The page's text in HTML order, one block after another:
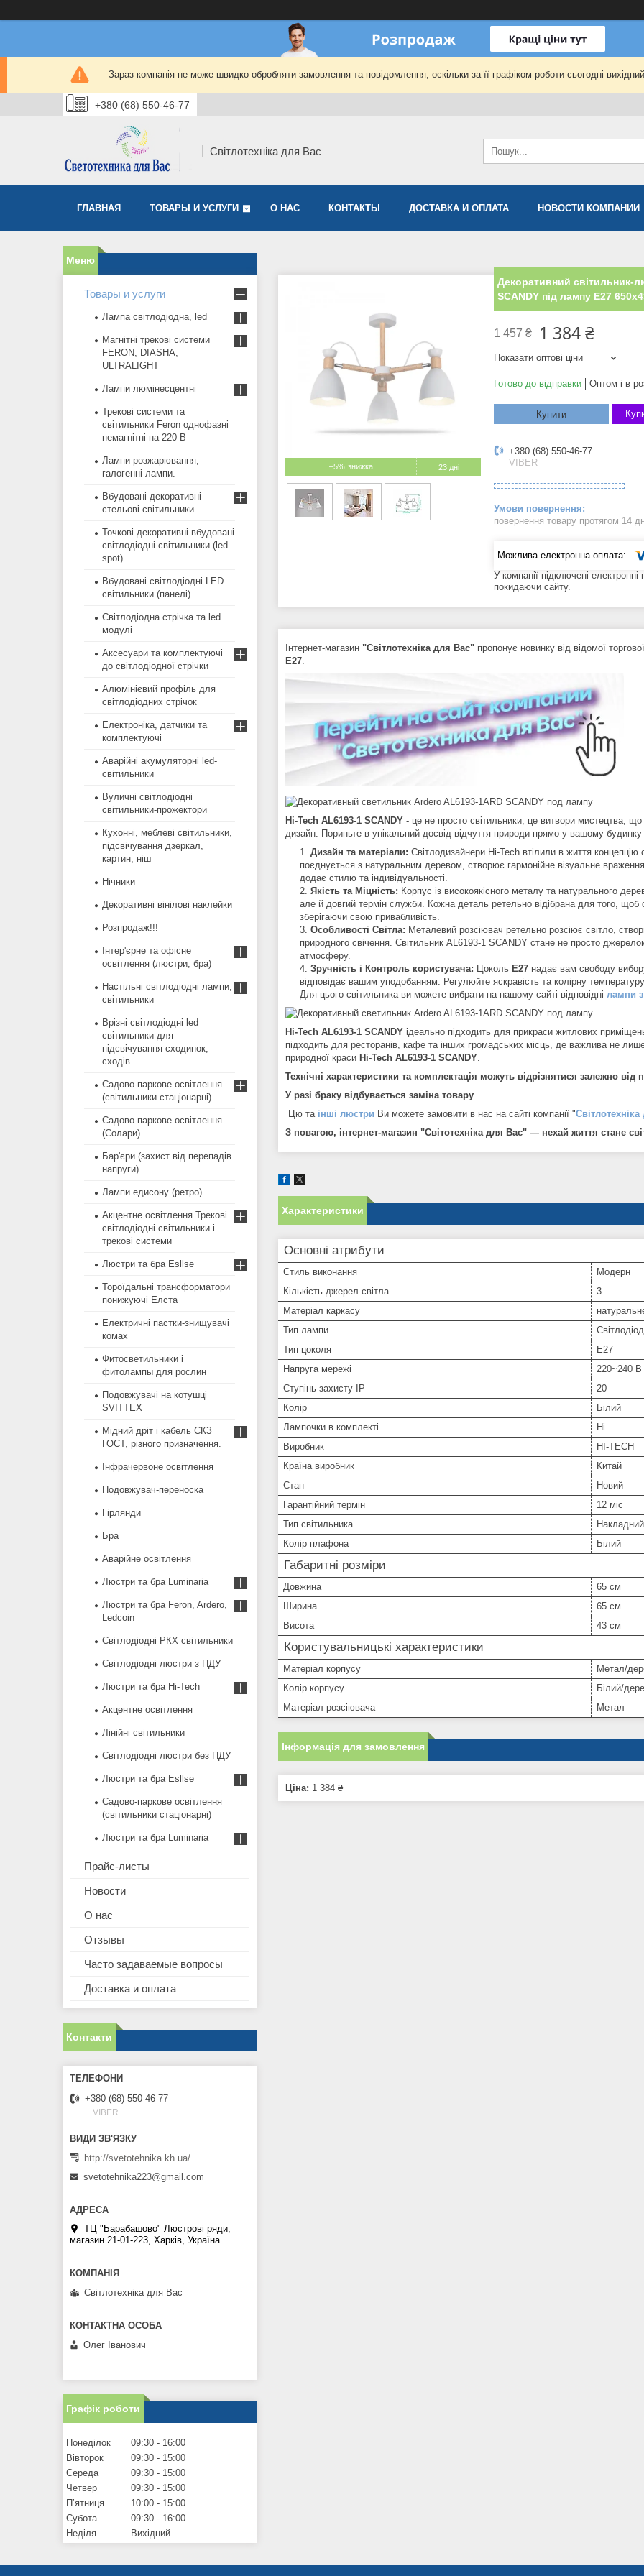
Зараз компанія не може швидко обробляти замовлення та повідомлення, оскільки за її графіком роботи сьогодні
+380 (68) 550-46-77
Світлотехніка для Вас
ГЛАВНАЯ ТОВАРЫ И УСЛУГИ О НАС КОНТАКТЫ ДОСТАВКА И ОПЛАТА НОВОСТИ КОМПАНИИ
–5% 23 дні
Декоративний світильник-
SCANDY під лампу Е27
1 457 ₴ 1 384 ₴
Показати оптові ціни
Готово до відправки Оптом і в
Купити
+380 (68) 550-46-77
VIBER
повернення товару протягом 14
У компанії підключені
покидаючи сайту.
Інтернет-магазин "Світлотехніка для Вас" пропонує новинку від відомої
Е27
Hi-Tech AL6193-1 SCANDY - це не просто світильники, це витвори мистецтва,
дизайн. Пориньте в унікальний досвід відчуття природи прямо у вашому будинку
Дизайн та матеріали: Світлодизайнери Hi-Tech втілили в життя
поєднується з натуральним деревом, створює гармонійне візуальне
додає стилю та індивідуальності.
Якість та Міцність: Корпус із високоякісного металу та натурального
але й довгий термін служби. Кожна деталь ретельно відібрана для того, щоб
зберігаючи свою привабливість.
Особливості Світла: Металевий розсіювач ретельно розсіює світло,
природного свічення. Світильник AL6193-1 SCANDY стане не просто
атмосферу.
Зручність і Контроль користувача: Цоколь Е27 надає вам свободу
відповідає вашим уподобанням. Регулюйте яскравість та колірну
Для цього світильника ви можете вибрати на нашому сайті відповідні лампи
Hi-Tech AL6193-1 SCANDY ідеально підходить для прикраси житлових
підходить для ресторанів, кафе та інших громадських місць, де важлива не
природної краси Hi-Tech AL6193-1 SCANDY
Технічні характеристики та комплектація можуть відрізнятися залежно від
У разі браку відбувається заміна товару
Цю та інші люстри Ви можете замовити в нас на сайті компанії "
З повагою, інтернет-магазин "Світотехніка для Вас" — нехай життя стане
Характеристики
Основні атрибути
Стиль виконання
Модерн
Кількість джерел світла
3
Матеріал каркасу
Тип лампи
Тип цоколя
E27
Напруга мережі
220~240 В
Ступінь захисту IP
20
Колір
Білий
Лампочки в комплекті
Ні
Виробник
HI-TECH
Країна виробник
Китай
Стан
Новий
Гарантійний термін
12 міс
Тип світильника
Накладний
Колір плафона
Білий
Габаритні розміри
Довжина
65 см
Ширина
65 см
Висота
43 см
Користувальницькі характеристики
Матеріал корпусу
Метал/
Колір корпусу
Білий/
Матеріал розсіювача
Метал
Інформація для замовлення
Ціна: 1 384 ₴
Товары и услуги
Лампа світлодіодна, led
Магнітні трекові системи
FERON, DIASHA,
ULTRALIGHT
Лампи люмінесцентні
Трекові системи та
світильники Feron однофазні
немагнітні на 220 В
Лампи розжарювання,
галогенні лампи.
Вбудовані декоративні
стельові світильники
Точкові декоративні вбудовані
світлодіодні світильники (led
spot)
Вбудовані світлодіодні LED
світильники (панелі)
Світлодіодна стрічка та led
модулі
Аксесуари та комплектуючі
до світлодіодної стрічки
Алюмінієвий профіль для
світлодіодних стрічок
Електроніка, датчики та
комплектуючі
Аварійні акумуляторні led-
світильники
Вуличні світлодіодні
світильники-прожектори
Кухонні, меблеві світильники,
підсвічування дзеркал,
картин, ніш
Нічники
Декоративні вінілові наклейки
Розпродаж!!!
Інтер'єрне та офісне
освітлення (люстри, бра)
Настільні світлодіодні лампи,
світильники
Врізні світлодіодні led
світильники для
підсвічування сходинок,
сходів.
Садово-паркове освітлення
(світильники стаціонарні)
Садово-паркове освітлення
(Солари)
Бар'єри (захист від перепадів
напруги)
Лампи едисону (ретро)
Акцентне освітлення.Трекові
світлодіодні світильники і
трекові системи
Люстри та бра Esllse
Тороїдальні трансформатори
понижуючі Елста
Електричні пастки-знищувачі
комах
Фитосветильники і
фитолампы для рослин
Подовжувачі на котушці
SVITTEX
Мідний дріт і кабель СКЗ
ГОСТ, різного призначення.
Інфрачервоне освітлення
Подовжувач-переноска
Гірлянди
Бра
Аварійне освітлення
Люстри та бра Luminaria
Люстри та бра Feron, Ardero,
Ledcoin
Світлодіодні РКХ світильники
Світлодіодні люстри з ПДУ
Люстри та бра Hi-Tech
Акцентне освітлення
Лінійні світильники
Світлодіодні люстри без ПДУ
Люстри та бра Esllse
Садово-паркове освітлення
(світильники стаціонарні)
Люстри та бра Luminaria
Прайс-листы
Новости
О нас
Отзывы
Часто задаваемые вопросы
Доставка и оплата
Контакти
+380 (68) 550-46-77
VIBER
http://svetotehnika.kh.ua/
svetotehnika223@gmail.com
ТЦ "Барабашово" Люстрові ряди,
магазин 21-01-223, Харків, Україна
Світлотехніка для Вас
Олег Іванович
Графік роботи
Понеділок 09:30
16:00
Вівторок
09:30
15:00
Середа
09:30
15:00
Четвер
09:30
15:00
Пʼятниця
10:00
15:00
Субота
09:30
16:00
Неділя
Вихідний